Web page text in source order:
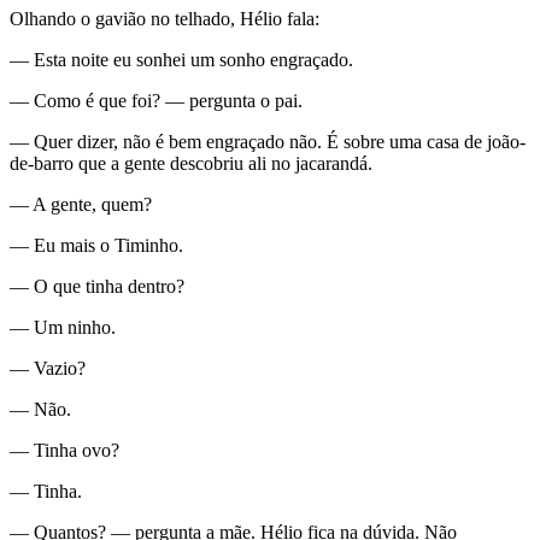
Olhando o gavião no telhado, Hélio fala:
— Esta noite eu sonhei um sonho engraçado.
— Como é que foi? — pergunta o pai.
— Quer dizer, não é bem engraçado não. É sobre uma casa de joão-
de-barro que a gente descobriu ali no jacarandá.
— A gente, quem?
— Eu mais o Timinho.
— O que tinha dentro?
— Um ninho.
— Vazio?
— Não.
— Tinha ovo?
— Tinha.
— Quantos? — pergunta a mãe. Hélio fica na dúvida. Não